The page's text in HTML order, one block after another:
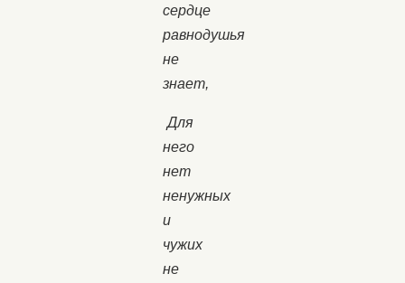
сердце
равнодушья
не
знает,
Для
него
нет
ненужных
и
чужих
не